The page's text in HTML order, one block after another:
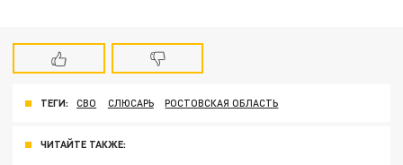
ТЕГИ: СВО СЛЮСАРЬ РОСТОВСКАЯ ОБЛАСТЬ
ЧИТАЙТЕ ТАКЖЕ: